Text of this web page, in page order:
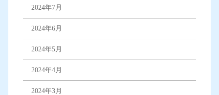
2024年7月
2024年6月
2024年5月
2024年4月
2024年3月